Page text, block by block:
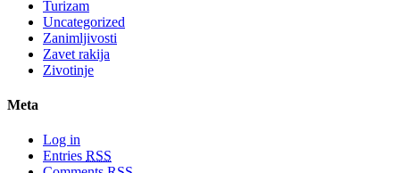
Turizam
Uncategorized
Zanimljivosti
Zavet rakija
Zivotinje
Meta
Log in
Entries RSS